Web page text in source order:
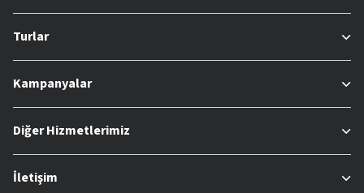
Turlar
Kampanyalar
Diğer Hizmetlerimiz
İletişim